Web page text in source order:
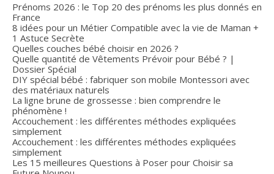
Prénoms 2026 : le Top 20 des prénoms les plus donnés en
France
8 idées pour un Métier Compatible avec la vie de Maman +
1 Astuce Secrète
Quelles couches bébé choisir en 2026 ?
Quelle quantité de Vêtements Prévoir pour Bébé ? |
Dossier Spécial
DIY spécial bébé : fabriquer son mobile Montessori avec
des matériaux naturels
La ligne brune de grossesse : bien comprendre le
phénomène !
Accouchement : les différentes méthodes expliquées
simplement
Accouchement : les différentes méthodes expliquées
simplement
Les 15 meilleures Questions à Poser pour Choisir sa